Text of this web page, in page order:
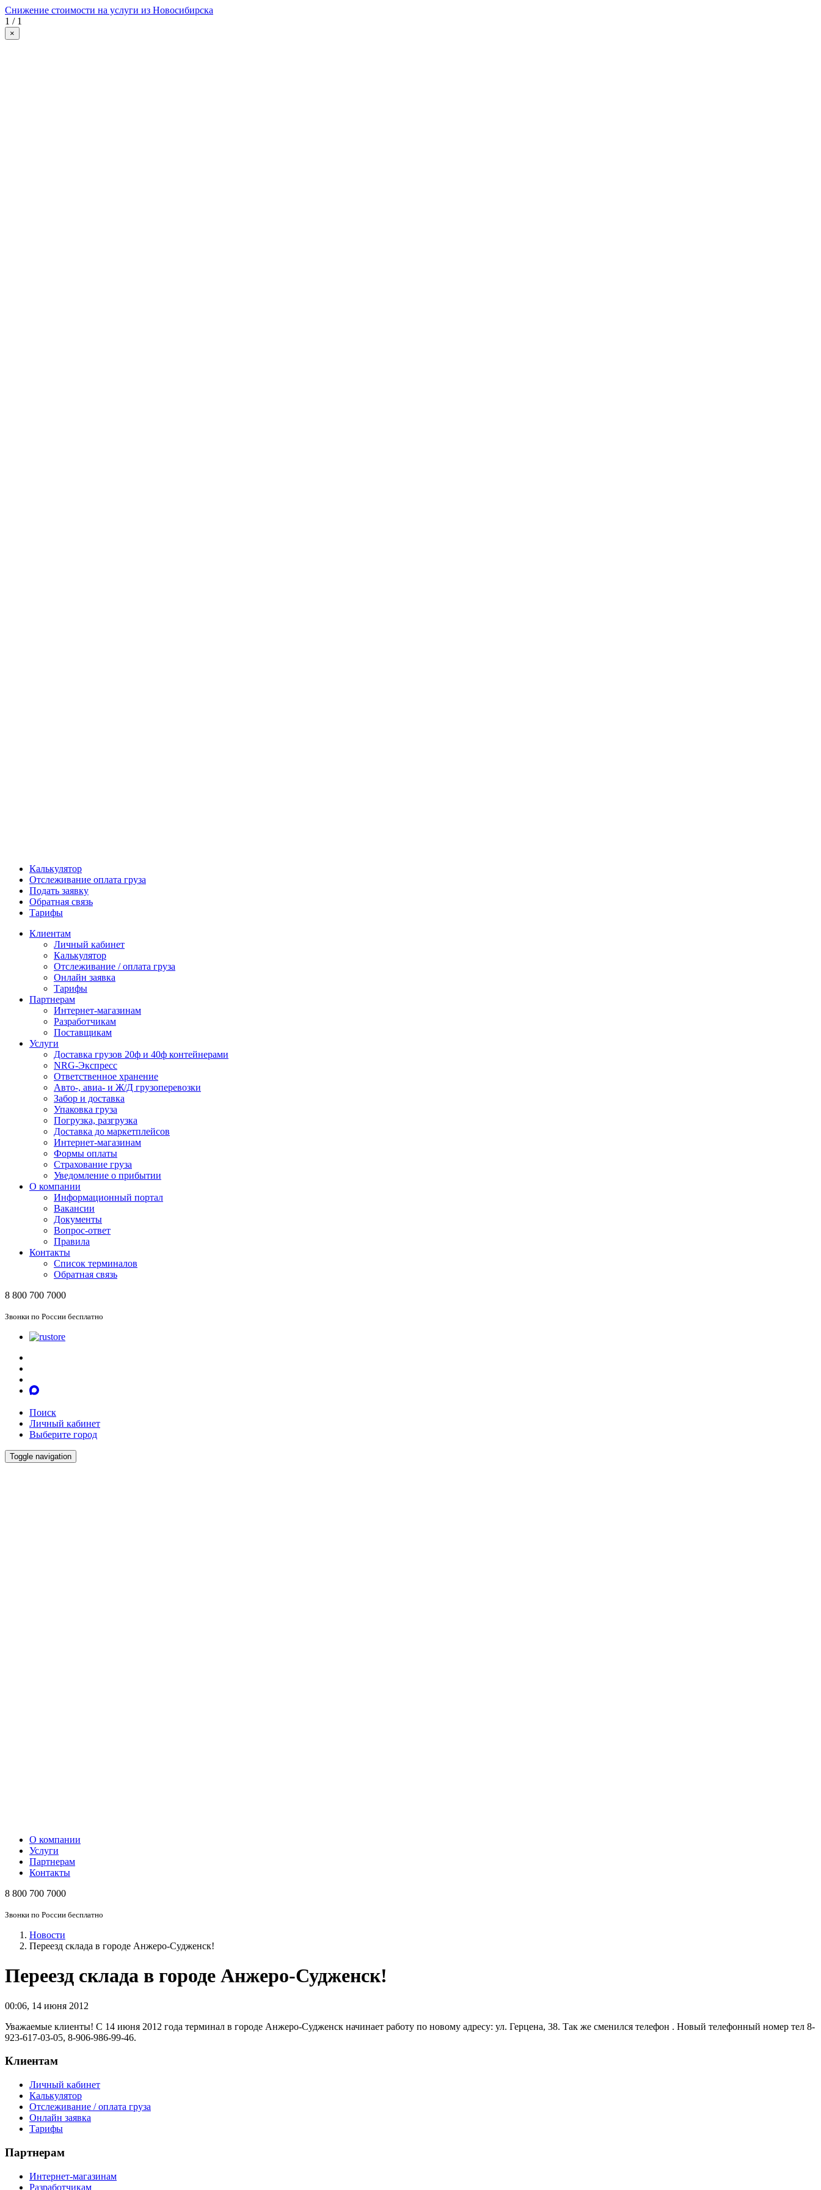
Снижение стоимости на услуги из Новосибирска
1 / 1
×
Калькулятор
Отслеживание оплата груза
Подать заявку
Обратная связь
Тарифы
Клиентам
Личный кабинет
Калькулятор
Отслеживание / оплата груза
Онлайн заявка
Тарифы
Партнерам
Интернет-магазинам
Разработчикам
Поставщикам
Услуги
Доставка грузов 20ф и 40ф контейнерами
NRG-Экспресс
Ответственное хранение
Авто-, авиа- и Ж/Д грузоперевозки
Забор и доставка
Упаковка груза
Погрузка, разгрузка
Доставка до маркетплейсов
Интернет-магазинам
Формы оплаты
Страхование груза
Уведомление о прибытии
О компании
Информационный портал
Вакансии
Документы
Вопрос-ответ
Правила
Контакты
Список терминалов
Обратная связь
8 800 700 7000
Звонки по России бесплатно
Поиск
Личный кабинет
Выберите город
Toggle navigation
О компании
Услуги
Партнерам
Контакты
8 800 700 7000
Звонки по России бесплатно
Новости
Переезд склада в городе Анжеро-Судженск!
Переезд склада в городе Анжеро-Судженск!
00:06, 14 июня 2012
Уважаемые клиенты! С 14 июня 2012 года терминал в городе Анжеро-Судженск начинает работу по новому адресу: ул. Герцена, 38. Так же сменился телефон . Новый телефонный номер тел 8-
923-617-03-05, 8-906-986-99-46.
Клиентам
Личный кабинет
Калькулятор
Отслеживание / оплата груза
Онлайн заявка
Тарифы
Партнерам
Интернет-магазинам
Разработчикам